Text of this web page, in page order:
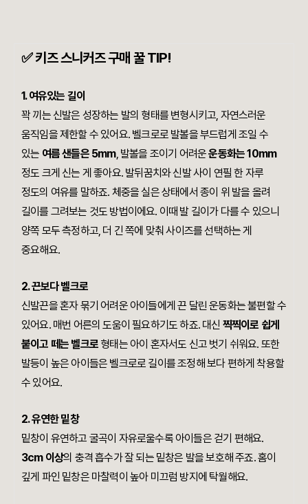
✅키즈 스니커즈 구매 꿀 TIP!
1.여유있는 길이
꽉 끼는 신발은 성장하는 발의 형태를 변형시키고, 자연스러운
움직임을 제한할 수 있어요. 벨크로로 발볼을 부드럽게 조일 수
있는 여름 샌들은 5mm, 발볼을 조이기 어려운운동화는 10mm
정도 크게 신는 게 좋아요. 발뒤꿈치와 신발 사이 연필 한 자루
정도의 여유를 말하죠. 체중을 실은 상태에서 종이 위 발을 올려
길이를 그려보는 것도 방법이에요. 이때 발 길이가 다를 수 있으니
양쪽 모두 측정하고, 더 긴 쪽에 맞춰 사이즈를 선택하는 게
중요해요.
2. 끈보다 벨크로
신발끈을 혼자 묶기 어려운 아이들에게 끈 달린 운동화는 불편할 수
있어요. 매번 어른의 도움이 필요하기도 하죠. 대신 찍찍이로 쉽게
붙이고 떼는 벨크로 형태는 아이 혼자서도 신고 벗기 쉬워요. 또한
발등이 높은 아이들은 벨크로로 길이를 조정해 보다 편하게 착용할
수 있어요.
2. 유연한 밑창
밑창이 유연하고 굴곡이 자유로울수록 아이들은 걷기 편해요.
3cm 이상의 충격 흡수가 잘 되는 밑창은 발을 보호해 주죠. 홈이
깊게 파인 밑창은 마찰력이 높아 미끄럼 방지에 탁월해요.